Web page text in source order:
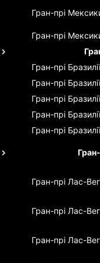
Гран-прі
Гран-прі
Гран-прі Бразилії
Гран-прі Бразилії
Гран-прі Бразилії
Гран-прі Бразилії
Гран-прі Бразилії
Гран-прі Лас-
Гран-прі Лас-
Гран-прі Лас-